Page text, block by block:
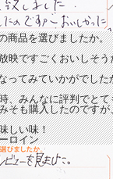
商品を選びましたか。
映ですごくおいしそ
ってみていかがでした
、みんなに評判でと
そも購入したのです
しい味！
ロイン